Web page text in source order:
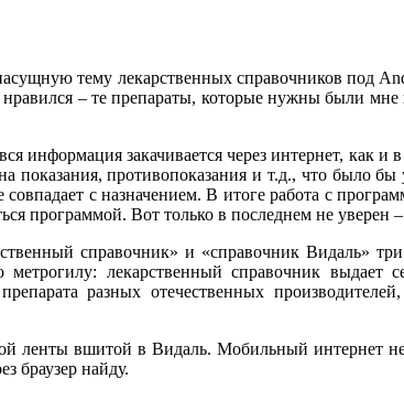
тему лекарственных справочников под
– те препараты, которые нужны были
информация закачивается через интернет, как и в
показания, противопоказания и т.д., что было
с назначением. В итоге работа с
программой. Вот только в последнем не уверен
справочник» и «справочник Видаль»
лекарственный справочник выдает
разных отечественных
ленты вшитой в Видаль. Мобильный интернет
браузер найду.